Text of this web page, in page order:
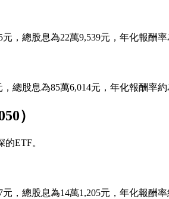
，總股息為22萬9,539元，年化報酬率
總股息為85萬6,014元，年化報酬率
）
ETF。
，總股息為14萬1,205元，年化報酬率